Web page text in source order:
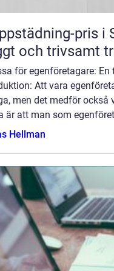
pris i
och trivsamt
för egenföretagare:
Att vara
men det medför också
är att man som
Hellman